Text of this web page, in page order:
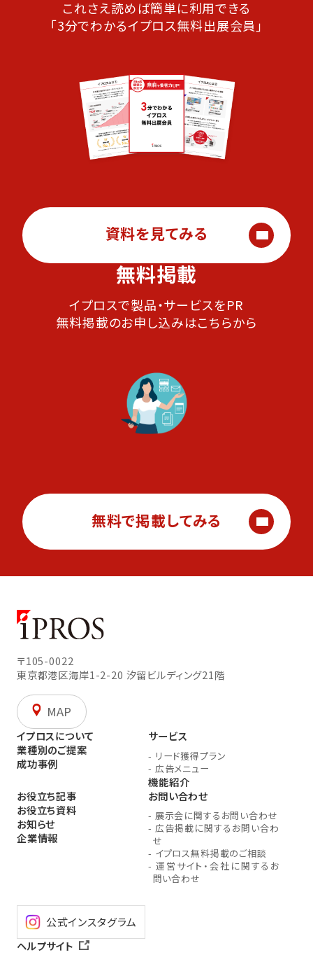
これさえ読めば簡単に利用できる
「3分でわかるイプロス無料出展会員」
資料を見てみる
無料掲載
イプロスで製品・サービスをPR
無料掲載のお申し込みはこちらから
無料で掲載してみる
〒105-0022
東京都港区海岸1-2-20 汐留ビルディング21階
MAP
イプロスについて
業種別のご提案
成功事例
サービス
- リード獲得プラン
- 広告メニュー
機能紹介
お役立ち記事
お役立ち資料
お知らせ
企業情報
お問い合わせ
- 展示会に関するお問い合わせ
- 広告掲載に関するお問い合わ
せ
- イプロス無料掲載のご相談
- 運営サイト・会社に関するお
問い合わせ
公式インスタグラム
ヘルプサイト